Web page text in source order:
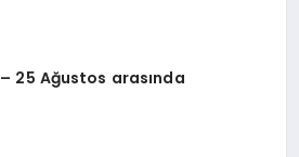
– 25 Ağustos arasında